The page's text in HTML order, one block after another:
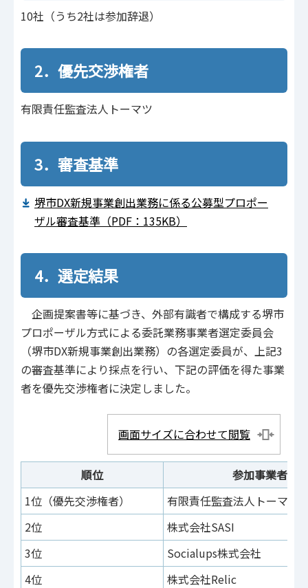
10社（うち2社は参加辞退）
2．優先交渉権者
有限責任監査法人トーマツ
3．審査基準
堺市DX新規事業創出業務に係る公募型プロポー
ザル審査基準（PDF：135KB）
4．選定結果
企画提案書等に基づき、外部有識者で構成する堺市
プロポーザル方式による委託業務事業者選定委員会
（堺市DX新規事業創出業務）の各選定委員が、上記3
の審査基準により採点を行い、下記の評価を得た事業
者を優先交渉権者に決定しました。
画面サイズに合わせて閲覧
順位
参加事業者名
1位（優先交渉権者）
有限責任監査法人トーマツ
2位
株式会社SASI
3位
Socialups株式会社
4位
株式会社Relic